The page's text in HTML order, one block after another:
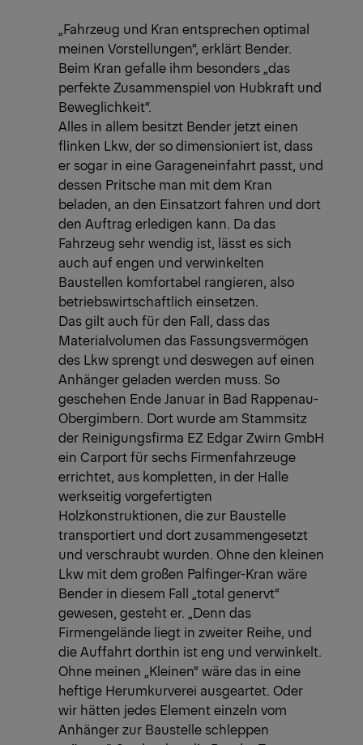
„Fahrzeug und Kran entsprechen optimal
meinen Vorstellungen“, erklärt Bender.
Beim Kran gefalle ihm besonders „das
perfekte Zusammenspiel von Hubkraft und
Beweglichkeit“.
Alles in allem besitzt Bender jetzt einen
flinken Lkw, der so dimensioniert ist, dass
er sogar in eine Garageneinfahrt passt, und
dessen Pritsche man mit dem Kran
beladen, an den Einsatzort fahren und dort
den Auftrag erledigen kann. Da das
Fahrzeug sehr wendig ist, lässt es sich
auch auf engen und verwinkelten
Baustellen komfortabel rangieren, also
betriebswirtschaftlich einsetzen.
Das gilt auch für den Fall, dass das
Materialvolumen das Fassungsvermögen
des Lkw sprengt und deswegen auf einen
Anhänger geladen werden muss. So
geschehen Ende Januar in Bad Rappenau-
Obergimbern. Dort wurde am Stammsitz
der Reinigungsfirma EZ Edgar Zwirn GmbH
ein Carport für sechs Firmenfahrzeuge
errichtet, aus kompletten, in der Halle
werkseitig vorgefertigten
Holzkonstruktionen, die zur Baustelle
transportiert und dort zusammengesetzt
und verschraubt wurden. Ohne den kleinen
Lkw mit dem großen Palfinger-Kran wäre
Bender in diesem Fall „total genervt“
gewesen, gesteht er. „Denn das
Firmengelände liegt in zweiter Reihe, und
die Auffahrt dorthin ist eng und verwinkelt.
Ohne meinen „Kleinen“ wäre das in eine
heftige Herumkurverei ausgeartet. Oder
wir hätten jedes Element einzeln vom
Anhänger zur Baustelle schleppen